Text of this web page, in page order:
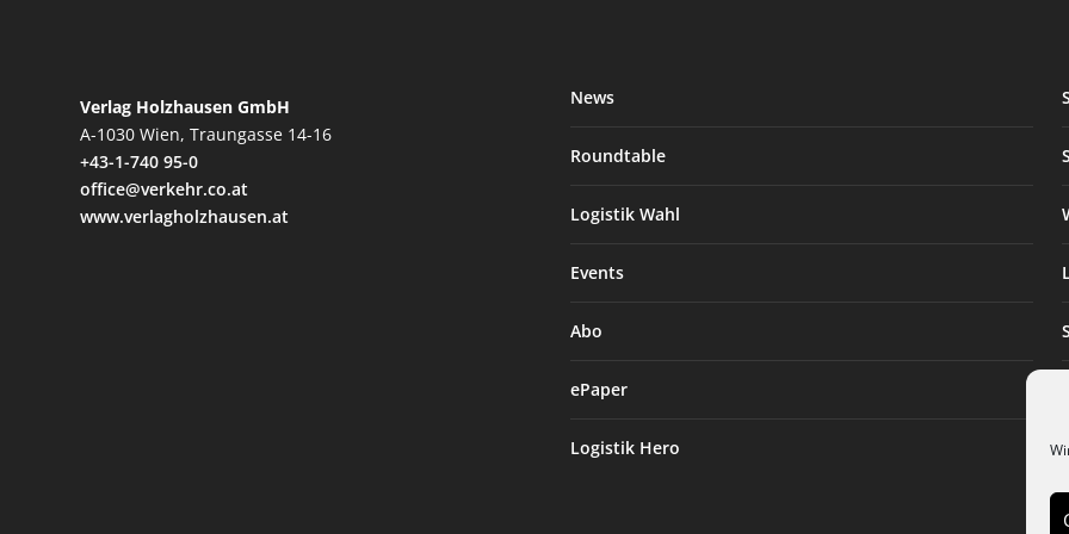
Verlag Holzhausen GmbH
A-1030 Wien, Traungasse 14-16
+43-1-740 95-0
office@verkehr.co.at
www.verlagholzhausen.at
News
Roundtable
Logistik Wahl
Events
Abo
ePaper
Logistik Hero